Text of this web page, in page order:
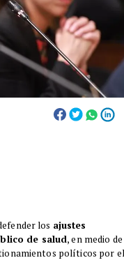
los ajustes
de salud, en medio de
políticos por el